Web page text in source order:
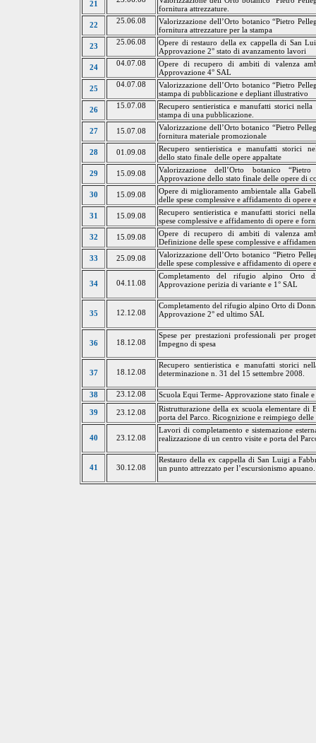
21
fornitura attrezzature.
22
25.06.08
Valorizzazione dell’Orto botanico “Pietro
fornitura attrezzature per la stampa
23
25.06.08 Opere di restauro della ex cappella di San
Approvazione 2° stato di avanzamento lavori
24
04.07.08
Opere di recupero di ambiti di valenza
Approvazione 4° SAL
25
04.07.08
Valorizzazione dell’Orto botanico “Pietro
stampa di pubblicazione e depliant illustrativo
26
15.07.08
Recupero sentieristica e manufatti storici
stampa di una pubblicazione.
27 15.07.08
Valorizzazione dell’Orto botanico “Pietro
fornitura materiale promozionale
28 01.09.08 Recupero sentieristica e manufatti storici
dello stato finale delle opere appaltate
29 15.09.08
Valorizzazione dell’Orto botanico
Approvazione dello stato finale delle opere di
30 15.09.08
Opere di miglioramento ambientale alla
delle spese complessive e affidamento di opere
31 15.09.08
Recupero sentieristica e manufatti storici
spese complessive e affidamento di opere e
32 15.09.08
Opere di recupero di ambiti di valenza
Definizione delle spese complessive e
33 25.09.08
Valorizzazione dell’Orto botanico “Pietro
delle spese complessive e affidamento di opere
34 04.11.08
Completamento del rifugio alpino Orto
Approvazione perizia di variante e 1° SAL
35 12.12.08
Completamento del rifugio alpino Orto di
Approvazione 2° ed ultimo SAL
36 18.12.08
Spese per prestazioni professionali per
Impegno di spesa
37 18.12.08
Recupero sentieristica e manufatti storici
determinazione n. 31 del 15 settembre 2008.
38 23.12.08 Scuola Equi Terme- Approvazione stato finale
39 23.12.08 Ristrutturazione della ex scuola elementare di
porta del Parco. Ricognizione e reimpiego delle
40 23.12.08
Lavori di completamento e sistemazione
realizzazione di un centro visite e porta del
41 30.12.08
Restauro della ex cappella di San Luigi a
un punto attrezzato per l’escursionismo